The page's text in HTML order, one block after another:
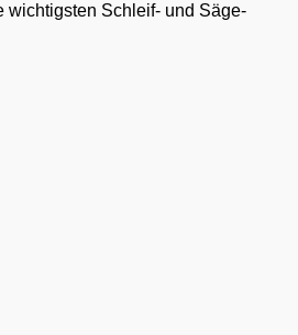
wichtigsten Schleif- und Säge-